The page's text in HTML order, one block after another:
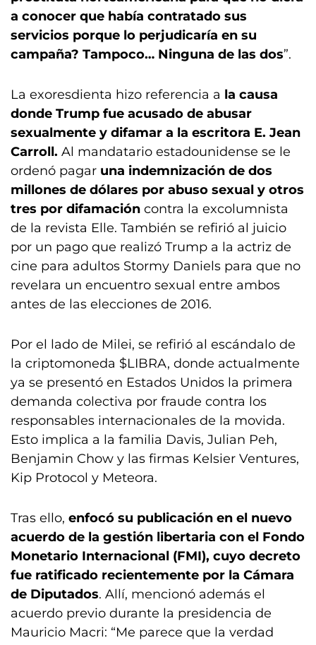
a conocer que había contratado sus
servicios porque lo perjudicaría en su
campaña? Tampoco… Ninguna de las dos”.
La exoresdienta hizo referencia a la causa
donde Trump fue acusado de abusar
sexualmente y difamar a la escritora E. Jean
Carroll. Al mandatario estadounidense se le
ordenó pagar una indemnización de dos
millones de dólares por abuso sexual y otros
tres por difamación contra la excolumnista
de la revista Elle. También se refirió al juicio
por un pago que realizó Trump a la actriz de
cine para adultos Stormy Daniels para que no
revelara un encuentro sexual entre ambos
antes de las elecciones de 2016.
Por el lado de Milei, se refirió al escándalo de
la criptomoneda $LIBRA, donde actualmente
ya se presentó en Estados Unidos la primera
demanda colectiva por fraude contra los
responsables internacionales de la movida.
Esto implica a la familia Davis, Julian Peh,
Benjamin Chow y las firmas Kelsier Ventures,
Kip Protocol y Meteora.
Tras ello, enfocó su publicación en el nuevo
acuerdo de la gestión libertaria con el Fondo
Monetario Internacional (FMI), cuyo decreto
fue ratificado recientemente por la Cámara
de Diputados. Allí, mencionó además el
acuerdo previo durante la presidencia de
Mauricio Macri: “Me parece que la verdad